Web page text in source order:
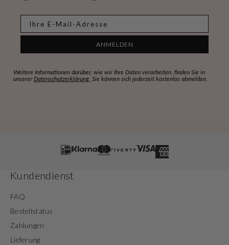
ANMELDEN
Weitere Informationen darüber, wie wir Ihre Daten verarbeiten, finden Sie in
unserer Datenschutzerklärung. Sie können sich jederzeit kostenlos abmelden.
Kundendienst
FAQ
Bestellstatus
Zahlungen
Lieferung